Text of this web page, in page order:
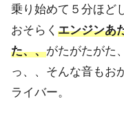
乗り始めて５分ほど
おそらく エンジンあ
た、、がたがたがた
っ、、 そんな音もお
ライバー。